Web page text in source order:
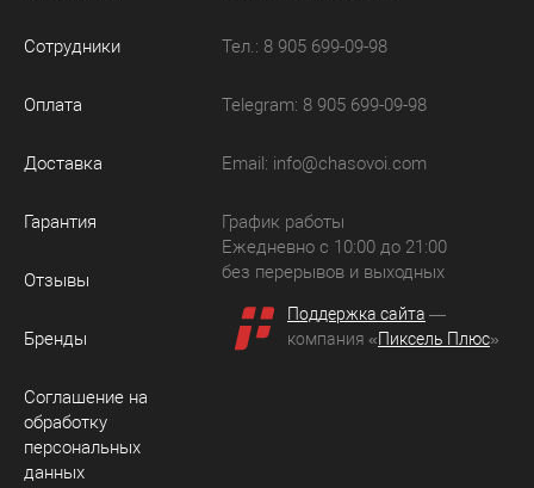
Сотрудники
Оплата
Доставка
Гарантия
Отзывы
Бренды
Соглашение на
обработку
персональных
данных
Тел.: 8 905 699-09-98
Telegram: 8 905 699-09-98
Email: info@chasovoi.com
График работы
Ежедневно с 10:00 до 21:00
без перерывов и выходных
Поддержка сайта —
компания «Пиксель Плюс»